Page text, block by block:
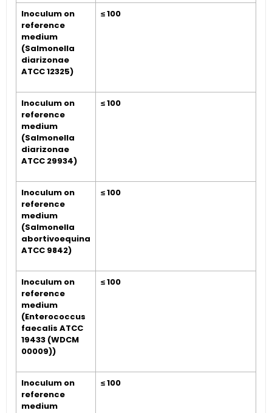
Inoculum on
reference
medium
(Salmonella
diarizonae
ATCC 12325)
≤ 100
Inoculum on
reference
medium
(Salmonella
diarizonae
ATCC 29934)
≤ 100
Inoculum on
reference
medium
(Salmonella
abortivoequina
ATCC 9842)
≤ 100
Inoculum on
reference
medium
(Enterococcus
faecalis ATCC
19433 (WDCM
00009))
≤ 100
Inoculum on
reference
medium
≤ 100